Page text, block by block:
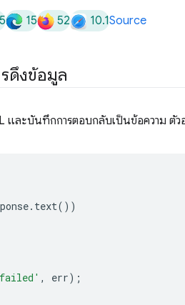
15 52 10.1Source
ดึงข้อมูล
และบันทึกการตอบกลับเป็นข้อความ ตัว
. text())
, err);